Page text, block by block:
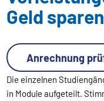
Geld sparen
Die einzelnen
in Module aufgeteilt.
Anrechnung